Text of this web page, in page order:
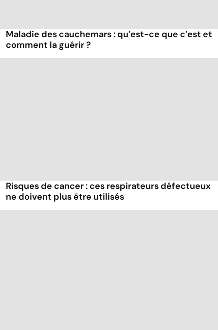
Maladie des cauchemars : qu’est-ce que c’est et
comment la guérir ?
Risques de cancer : ces respirateurs défectueux
ne doivent plus être utilisés